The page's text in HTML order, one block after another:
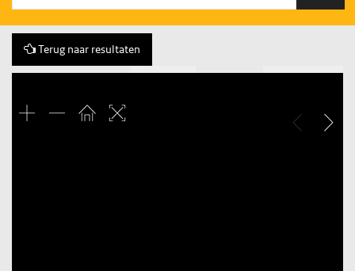
Terug naar resultaten